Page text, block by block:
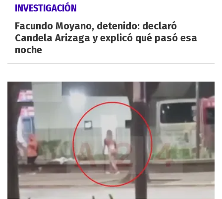
INVESTIGACIÓN
Facundo Moyano, detenido: declaró
Candela Arizaga y explicó qué pasó esa
noche